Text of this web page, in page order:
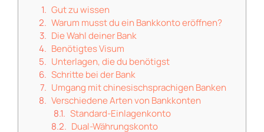
Gut zu wissen
Warum musst du ein Bankkonto eröffnen?
Die Wahl deiner Bank
Benötigtes Visum
Unterlagen, die du benötigst
Schritte bei der Bank
Umgang mit chinesischsprachigen Banken
Verschiedene Arten von Bankkonten
Standard-Einlagenkonto
Dual-Währungskonto